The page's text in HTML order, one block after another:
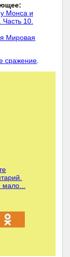
Монса и
10.
Мировая
сражение